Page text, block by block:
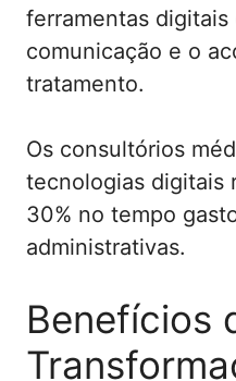
ferramentas
comunicação e o
tratamento.
Os consultórios
tecnologias digitais
30% no tempo
administrativas.
Benefícios